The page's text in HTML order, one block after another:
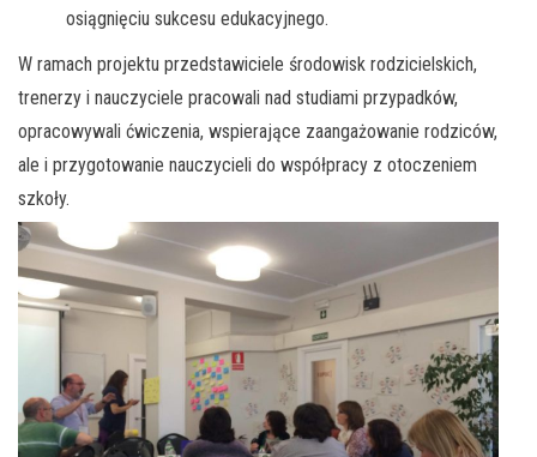
osiągnięciu sukcesu edukacyjnego.
W ramach projektu przedstawiciele środowisk rodzicielskich,
trenerzy i nauczyciele pracowali nad studiami przypadków,
opracowywali ćwiczenia, wspierające zaangażowanie rodziców,
ale i przygotowanie nauczycieli do współpracy z otoczeniem
szkoły.